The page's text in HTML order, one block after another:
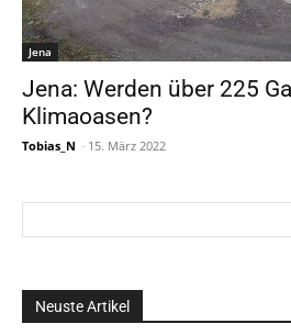
Jena
Jena: Werden über 225
Klimaoasen?
Tobias_N - 15. März 2022
Neuste Artikel